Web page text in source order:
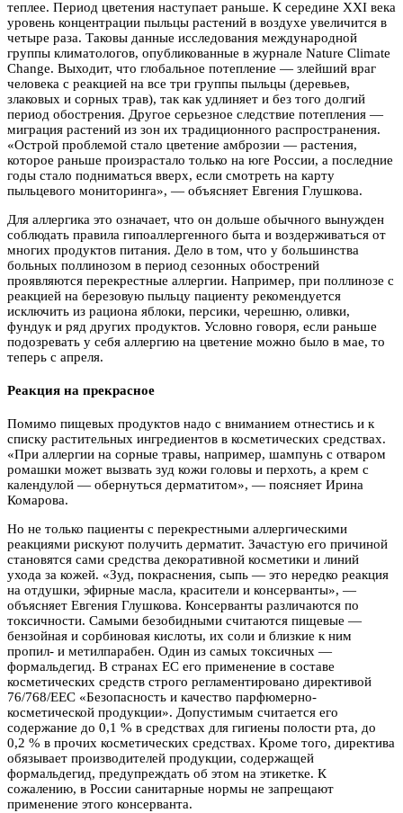
теплее. Период цветения наступает раньше. К середине XXI века
уровень концентрации пыльцы растений в воздухе увеличится в
четыре раза. Таковы данные исследования международной
группы климатологов, опубликованные в журнале Nature Climate
Change. Выходит, что глобальное потепление — злейший враг
человека с реакцией на все три группы пыльцы (деревьев,
злаковых и сорных трав), так как удлиняет и без того долгий
период обострения. Другое серьезное следствие потепления —
миграция растений из зон их традиционного распространения.
«Острой проблемой стало цветение амброзии — растения,
которое раньше произрастало только на юге России, а последние
годы стало подниматься вверх, если смотреть на карту
пыльцевого мониторинга», — объясняет Евгения Глушкова.
Для аллергика это означает, что он дольше обычного вынужден
соблюдать правила гипоаллергенного быта и воздерживаться от
многих продуктов питания. Дело в том, что у большинства
больных поллинозом в период сезонных обострений
проявляются перекрестные аллергии. Например, при поллинозе с
реакцией на березовую пыльцу пациенту рекомендуется
исключить из рациона яблоки, персики, черешню, оливки,
фундук и ряд других продуктов. Условно говоря, если раньше
подозревать у себя аллергию на цветение можно было в мае, то
теперь с апреля.
Реакция на прекрасное
Помимо пищевых продуктов надо с вниманием отнестись и к
списку растительных ингредиентов в косметических средствах.
«При аллергии на сорные травы, например, шампунь с отваром
ромашки может вызвать зуд кожи головы и перхоть, а крем с
календулой — обернуться дерматитом», — поясняет Ирина
Комарова.
Но не только пациенты с перекрестными аллергическими
реакциями рискуют получить дерматит. Зачастую его причиной
становятся сами средства декоративной косметики и линий
ухода за кожей. «Зуд, покраснения, сыпь — это нередко реакция
на отдушки, эфирные масла, красители и консерванты», —
объясняет Евгения Глушкова. Консерванты различаются по
токсичности. Самыми безобидными считаются пищевые —
бензойная и сорбиновая кислоты, их соли и близкие к ним
пропил- и метилпарабен. Один из самых токсичных —
формальдегид. В странах ЕС его применение в составе
косметических средств строго регламентировано директивой
76/768/EEC «Безопасность и качество парфюмерно-
косметической продукции». Допустимым считается его
содержание до 0,1 % в средствах для гигиены полости рта, до
0,2 % в прочих косметических средствах. Кроме того, директива
обязывает производителей продукции, содержащей
формальдегид, предупреждать об этом на этикетке. К
сожалению, в России санитарные нормы не запрещают
применение этого консерванта.